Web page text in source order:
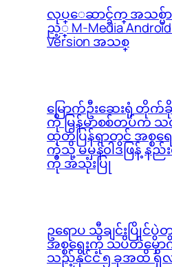
လုပ္ေဆာင္ခ်က္ အသစ္မ်ား
ည့္ M-Media Android
Version အသစ္
မြောက်ဦးဆေးရုံ တို
ကို မြန်မာစစ်တပ်က သ
ထုတ်ပြန်ရာတွင် အစ္စရေ
ကဲ့သို့ မမှန်၀ါဒဖြန့် နည်
ကို အသုံးပြု
ဥရောပ သီချင်းပြိုင်ပွဲ
အစ္စရေးကို သပိတ်မှေ
သည့်နိုင်ငံ ၅ ခုအထိ ရှိ